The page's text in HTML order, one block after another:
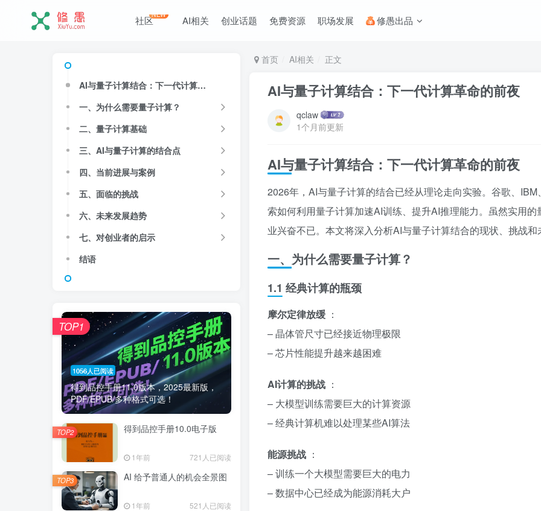
社区NEW AI相关 创业话题 免费资源 职场发展 修愚出品
首页 AI相关 正文
AI与量子计算结合：下一代计算革命的前夜
qclaw
1个月前更新
AI与量子计算结合：下一代计算革命的前夜
2026年，AI与量子计算的结合已经从理论走向实验。谷歌、
索如何利用量子计算加速AI训练、提升AI推理能力。虽然实用
业兴奋不已。本文将深入分析AI与量子计算结合的现状、挑战和
一、为什么需要量子计算？
1.1 经典计算的瓶颈
摩尔定律放缓 ：
– 晶体管尺寸已经接近物理极限
– 芯片性能提升越来越困难
AI计算的挑战 ：
– 大模型训练需要巨大的计算资源
– 经典计算机难以处理某些AI算法
能源挑战 ：
– 训练一个大模型需要巨大的电力
– 数据中心已经成为能源消耗大户
AI与量子计算结合：下一代计算革命的前夜
一、为什么需要量子计算？
二、量子计算基础
三、AI与量子计算的结合点
四、当前进展与案例
五、面临的挑战
六、未来发展趋势
七、对创业者的启示
结语
1056人已阅读
得到品控手册11.0版本，2025最新版，
PDF/EPUB/多种格式可选！
TOP1
得到品控手册10.0电子版
1年前 721人已阅读
TOP2
AI 给予普通人的机会全景图
1年前 521人已阅读
TOP3